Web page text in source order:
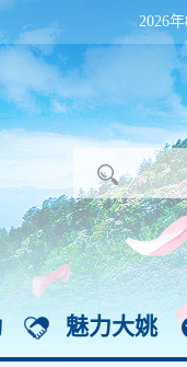
2026
魅力大姚